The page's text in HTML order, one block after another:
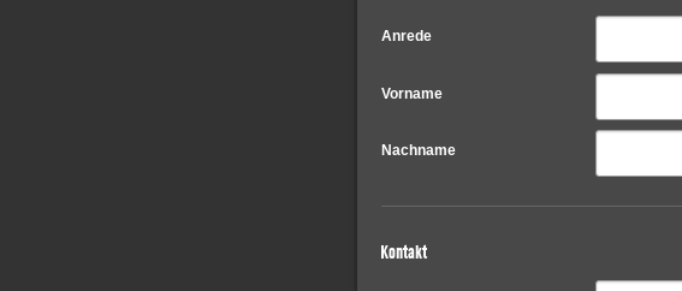
Anrede
Vorname
Nachname
Kontakt